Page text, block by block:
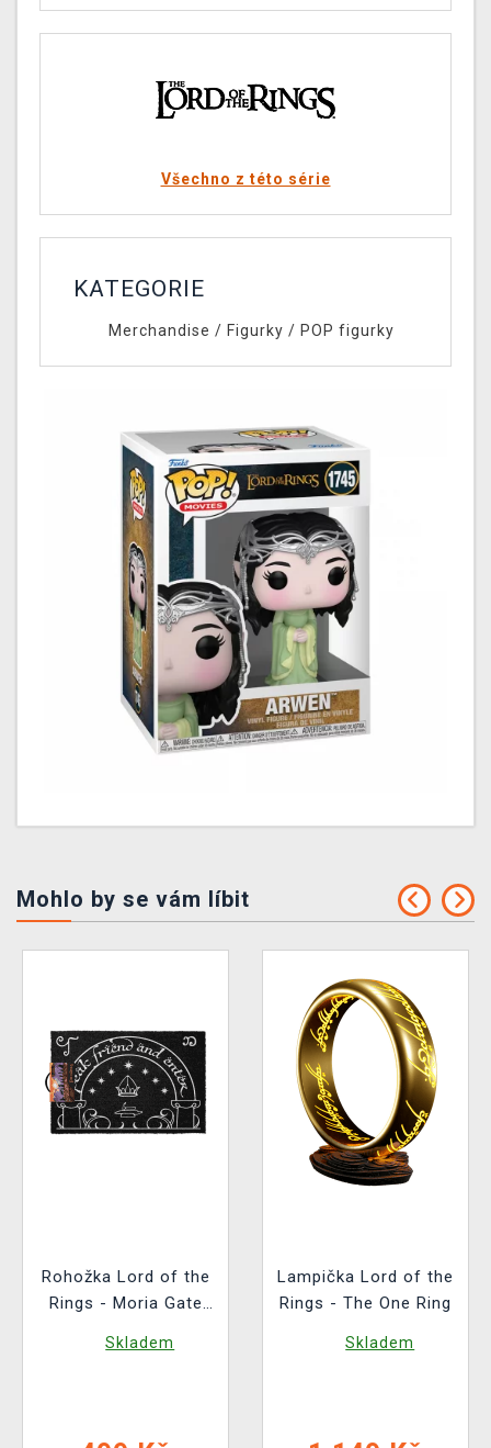
Všechno z této série
KATEGORIE
Merchandise / Figurky / POP figurky
Mohlo by se vám líbit
Rohožka Lord of the
Rings - Moria Gate
Skladem
Lampička Lord of the
Rings - The One Ring
Skladem